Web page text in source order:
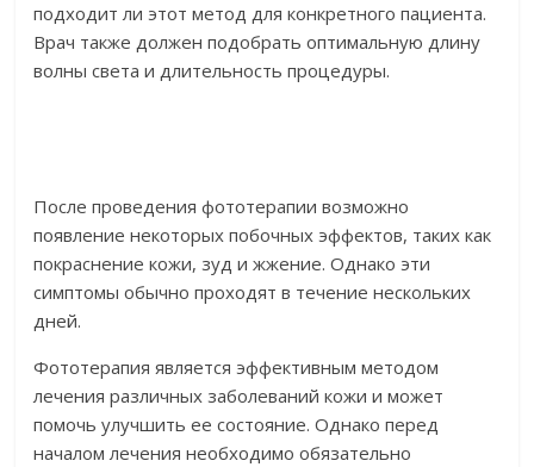
подходит ли этот метод для конкретного пациента.
Врач также должен подобрать оптимальную длину
волны света и длительность процедуры.
После проведения фототерапии возможно
появление некоторых побочных эффектов, таких как
покраснение кожи, зуд и жжение. Однако эти
симптомы обычно проходят в течение нескольких
дней.
Фототерапия является эффективным методом
лечения различных заболеваний кожи и может
помочь улучшить ее состояние. Однако перед
началом лечения необходимо обязательно